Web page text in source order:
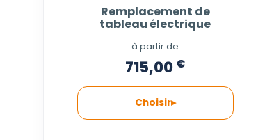
Remplacement de
tableau électrique
à partir de
715,00 €
Choisir